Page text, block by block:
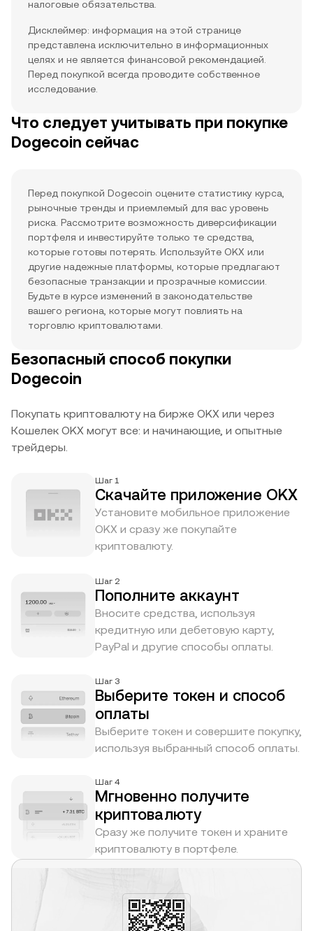
налоговые обязательства.
Дисклеймер: информация на этой странице
представлена исключительно в информационных
целях и не является финансовой рекомендацией.
Перед покупкой всегда проводите собственное
исследование.
Что следует учитывать при покупке
Dogecoin сейчас
Перед покупкой Dogecoin оцените статистику курса,
рыночные тренды и приемлемый для вас уровень
риска. Рассмотрите возможность диверсификации
портфеля и инвестируйте только те средства,
которые готовы потерять. Используйте OKX или
другие надежные платформы, которые предлагают
безопасные транзакции и прозрачные комиссии.
Будьте в курсе изменений в законодательстве
вашего региона, которые могут повлиять на
торговлю криптовалютами.
Безопасный способ покупки
Dogecoin
Покупать криптовалюту на бирже OKX или через
Кошелек OKX могут все: и начинающие, и опытные
трейдеры.
Шаг 1
Скачайте приложение OKX
Установите мобильное приложение
OKX и сразу же покупайте
криптовалюту.
Шаг 2
Пополните аккаунт
Вносите средства, используя
кредитную или дебетовую карту,
PayPal и другие способы оплаты.
Шаг 3
Выберите токен и способ
оплаты
Выберите токен и совершите покупку,
используя выбранный способ оплаты.
Шаг 4
Мгновенно получите
криптовалюту
Сразу же получите токен и храните
криптовалюту в портфеле.